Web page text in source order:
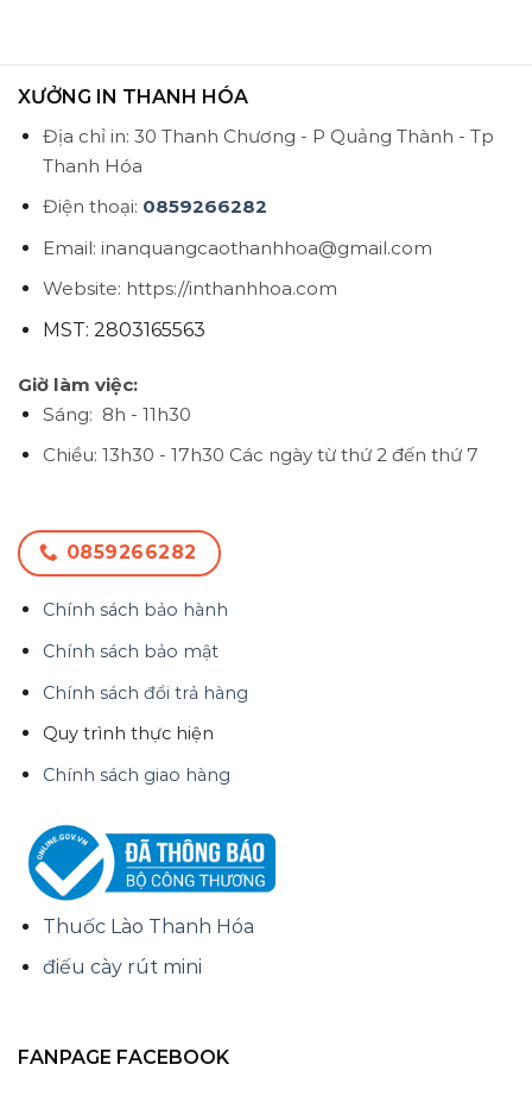
XƯỞNG IN THANH HÓA
Địa chỉ in: 30 Thanh Chương - P Quảng Thành - Tp
Thanh Hóa
Điện thoại: 0859266282
Email: inanquangcaothanhhoa@gmail.com
Website: https://inthanhhoa.com
MST: 2803165563
Giờ làm việc:
Sáng: 8h - 11h30
Chiều: 13h30 - 17h30 Các ngày từ thứ 2 đến thứ 7
0859266282
Chính sách bảo hành
Chính sách bảo mật
Chính sách đổi trả hàng
Quy trình thực hiện
Chính sách giao hàng
Thuốc Lào Thanh Hóa
điếu cày rút mini
FANPAGE FACEBOOK